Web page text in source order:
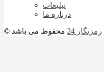
تبلیغات
درباره ما
رمزنگار 24